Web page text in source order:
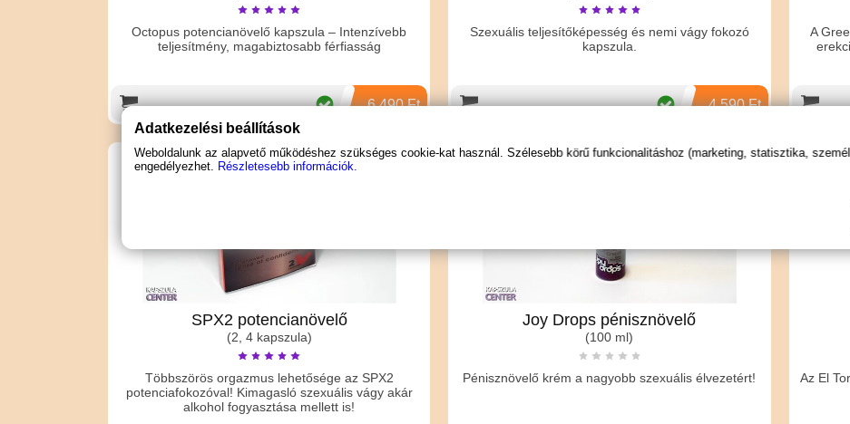
Octopus potencianövelő kapszula – Intenzívebb
teljesítmény, magabiztosabb férfiasság
6 490 Ft
Szexuális teljesítőképesség és nemi vágy fokozó
kapszula.
4 590 Ft
A
SPX2 potencianövelő
(2, 4 kapszula)
Többszörös orgazmus lehetősége az SPX2
potenciafokozóval! Kimagasló szexuális vágy akár
alkohol fogyasztása mellett is!
Joy Drops pénisznövelő
(100 ml)
Pénisznövelő krém a nagyobb szexuális élvezetért!
Az El
Adatkezelési beállítások
Weboldalunk az alapvető működéshez szükséges cookie-kat használ. Szélesebb körű funkcionalitáshoz (marketing, statisztika,
engedélyezhet. Részletesebb információk.